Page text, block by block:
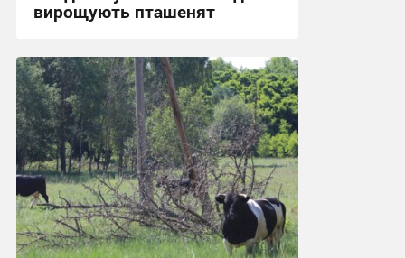
вирощують пташенят
04:22, 31.07.2026